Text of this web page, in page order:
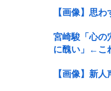
【画像】思
宮崎駿「心の
に醜い」←こ
【画像】新